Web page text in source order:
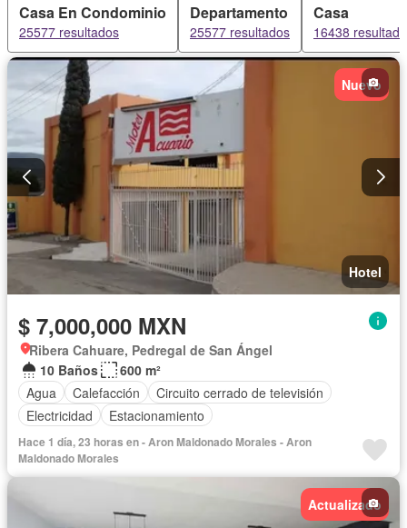
Casa En Condominio
25577 resultados
Departamento
25577 resultados
Casa
16438
Nuevo
Hotel
$ 7,000,000 MXN
Ribera Cahuare, Pedregal de San Ángel
10 Baños
600 m²
Agua
Calefacción
Circuito cerrado de televisión
Electricidad
Estacionamiento
Hace 1 día, 23 horas en - Aron Maldonado Morales - Aron
Maldonado Morales
Actualizado